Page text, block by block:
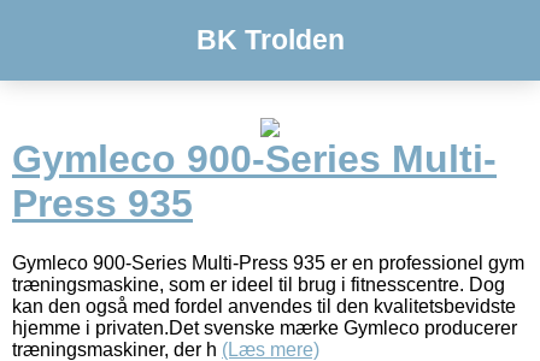
BK Trolden
Gymleco 900-Series Multi-
Press 935
Gymleco 900-Series Multi-Press 935 er en professionel gym
træningsmaskine, som er ideel til brug i fitnesscentre. Dog
kan den også med fordel anvendes til den kvalitetsbevidste
hjemme i privaten.Det svenske mærke Gymleco producerer
træningsmaskiner, der h (Læs mere)